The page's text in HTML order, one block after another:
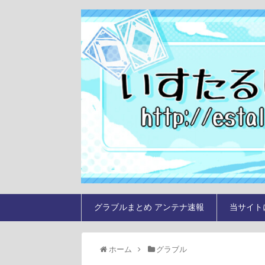
グラブルまとめ アンテナ速報 当サイ
ホーム グラブル